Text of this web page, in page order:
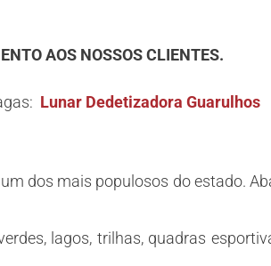
AOS NOSSOS CLIENTES.
Lunar Dedetizadora Guarulhos
dos mais populosos do estado.
lagos, trilhas, quadras